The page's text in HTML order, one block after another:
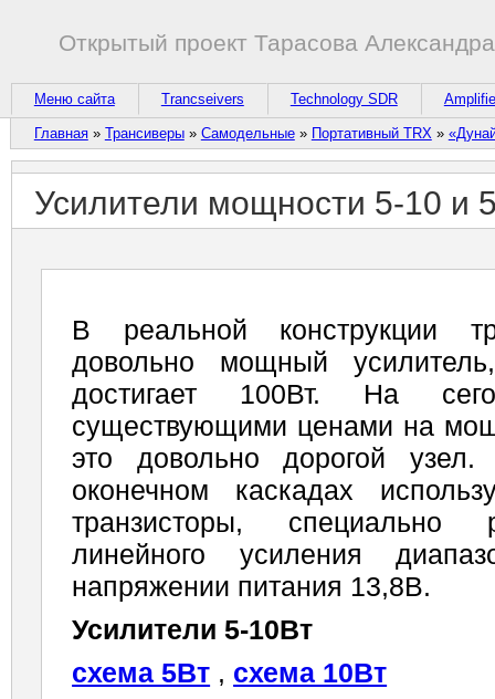
Открытый проект Тарасова
Меню сайта Trancseivers Technology SDR
Главная» Трансиверы» Самодельные» Портативный TRX»
Усилители мощности 5-10 и
В реальной конструкции
довольно мощный
достигает 100Вт. На
существующими ценами на
это довольно дорогой
оконечном каскадах
транзисторы, специально
линейного усиления
напряжении питания 13,8В.
Усилители 5-10Вт
схема 5Вт , схема 10Вт